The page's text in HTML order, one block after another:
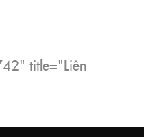
title="Liên